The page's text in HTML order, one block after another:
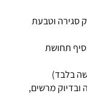
סגירה וטבעת
תחושת
ובדיוק מרשים,